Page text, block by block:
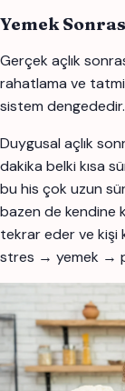
Yemek
Gerçek açlık
rahatlama ve
sistem dengededir.
Duygusal açlık
dakika belki kısa
bu his çok uzun
bazen de kendine
tekrar eder ve kişi
stres → yemek →